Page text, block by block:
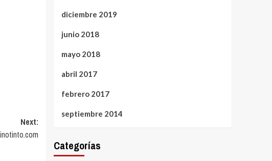
Next:
diciembre 2019
junio 2018
mayo 2018
abril 2017
febrero 2017
septiembre 2014
Categorías